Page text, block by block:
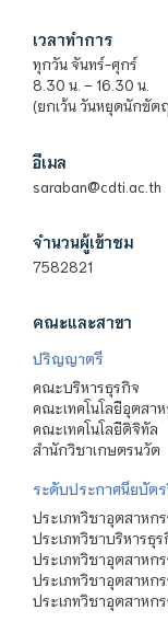
เวลาทำการ
ทุกวัน จันทร์-ศุกร์
8.30 น. – 16.30 น.
(ยกเว้น วันหยุดนักขัต
อีเมล
saraban@cdti.ac.th
จำนวนผู้เข้าชม
7582821
คณะและสาขา
ปริญญาตรี
คณะบริหารธุรกิจ
คณะเทคโนโลยีอุตสา
คณะเทคโนโลยีดิจิทัล
สำนักวิชาเกษตรนวัต
ระดับประกาศนียบัต
ประเภทวิชาอุตสาหก
ประเภทวิชาบริหารธุร
ประเภทวิชาอุตสาหก
ประเภทวิชาอุตสาหก
ประเภทวิชาอุตสาหก